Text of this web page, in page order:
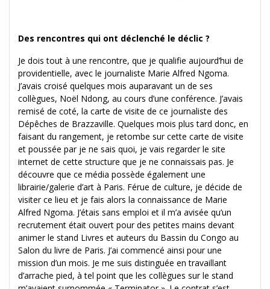
Des rencontres qui ont déclenché le déclic ?
Je dois tout à une rencontre, que je qualifie aujourd’hui de
providentielle, avec le journaliste Marie Alfred Ngoma.
J’avais croisé quelques mois auparavant un de ses
collègues, Noël Ndong, au cours d’une conférence. J’avais
remisé de coté, la carte de visite de ce journaliste des
Dépêches de Brazzaville. Quelques mois plus tard donc, en
faisant du rangement, je retombe sur cette carte de visite
et poussée par je ne sais quoi, je vais regarder le site
internet de cette structure que je ne connaissais pas. Je
découvre que ce média possède également une
librairie/galerie d’art à Paris. Férue de culture, je décide de
visiter ce lieu et je fais alors la connaissance de Marie
Alfred Ngoma. J’étais sans emploi et il m’a avisée qu’un
recrutement était ouvert pour des petites mains devant
animer le stand Livres et auteurs du Bassin du Congo au
Salon du livre de Paris. J’ai commencé ainsi pour une
mission d’un mois. Je me suis distinguée en travaillant
d’arrache pied, à tel point que les collègues sur le stand